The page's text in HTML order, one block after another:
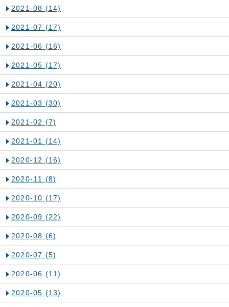
2021-08 (14)
2021-07 (17)
2021-06 (16)
2021-05 (17)
2021-04 (20)
2021-03 (30)
2021-02 (7)
2021-01 (14)
2020-12 (16)
2020-11 (8)
2020-10 (17)
2020-09 (22)
2020-08 (6)
2020-07 (5)
2020-06 (11)
2020-05 (13)